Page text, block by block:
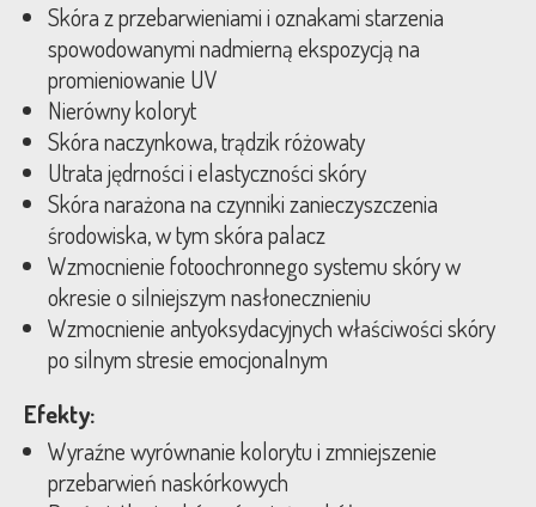
Skóra z przebarwieniami i oznakami starzenia
spowodowanymi nadmierną ekspozycją na
promieniowanie UV
Nierówny koloryt
Skóra naczynkowa, trądzik różowaty
Utrata jędrności i elastyczności skóry
Skóra narażona na czynniki zanieczyszczenia
środowiska, w tym skóra palacz
Wzmocnienie fotoochronnego systemu skóry w
okresie o silniejszym nasłonecznieniu
Wzmocnienie antyoksydacyjnych właściwości skóry
po silnym stresie emocjonalnym
Efekty:
Wyraźne wyrównanie kolorytu i zmniejszenie
przebarwień naskórkowych